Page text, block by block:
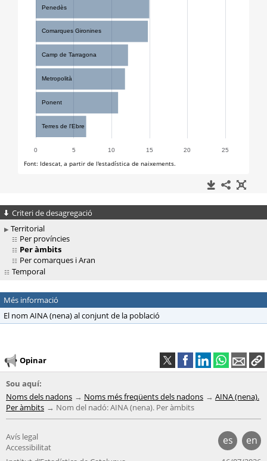
Criteri de desagregació
Territorial
Per províncies
Per àmbits
Per comarques i Aran
Temporal
Més informació
El nom AINA (nena) al conjunt de la població
Opinar
Sou aquí:
Noms dels nadons
Noms més freqüents dels nadons
AINA (nena).
Per àmbits
Nom del nadó: AINA (nena). Per àmbits
es en
Avís legal
Accessibilitat